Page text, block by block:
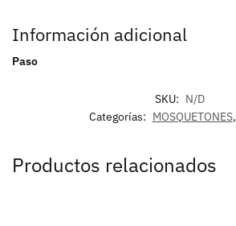
Información adicional
Paso
SKU: N/D
Categorías: MOSQUETONES,
Productos relacionados